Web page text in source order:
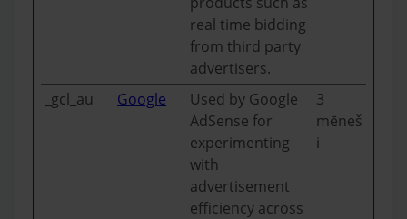
real time bidding
from third party
advertisers.
_gcl_au Google
Used by Google
AdSense for
experimenting
with
advertisement
efficiency across
3
mēneš
i